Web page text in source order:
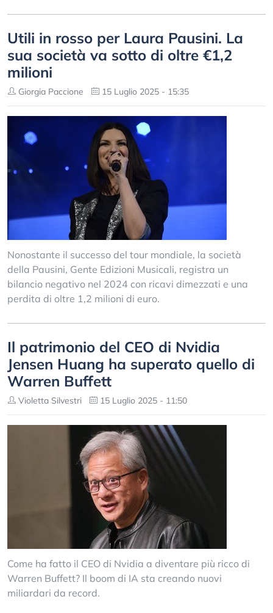
Utili in rosso per Laura Pausini. La
sua società va sotto di oltre €1,2
milioni
Giorgia Paccione 15 Luglio 2025 - 15:35
Nonostante il successo del tour mondiale, la società
della Pausini, Gente Edizioni Musicali, registra un
bilancio negativo nel 2024 con ricavi dimezzati e una
perdita di oltre 1,2 milioni di euro.
Il patrimonio del CEO di Nvidia
Jensen Huang ha superato quello di
Warren Buffett
Violetta Silvestri 15 Luglio 2025 - 11:50
Come ha fatto il CEO di Nvidia a diventare più ricco di
Warren Buffett? Il boom di IA sta creando nuovi
miliardari da record.